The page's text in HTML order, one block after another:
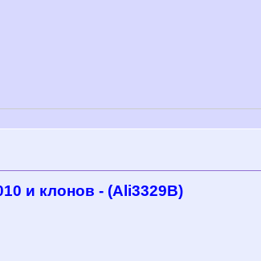
и клонов - (Ali3329B)